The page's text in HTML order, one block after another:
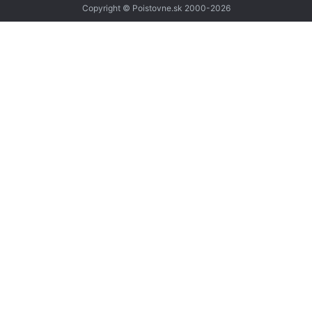
Copyright © Poistovne.sk 2000-2026
Tvorba stránok: Aglo SolutionsRedakčný systém: SysCom